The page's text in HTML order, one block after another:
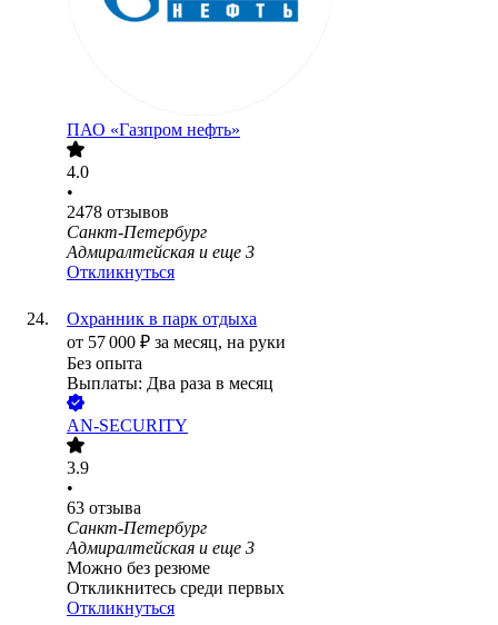
ПАО «Газпром нефть»
4.0
•
2478 отзывов
Санкт-Петербург
Адмиралтейская и еще 3
Откликнуться
Охранник в парк отдыха
от 57 000 ₽ за месяц, на руки
Без опыта
Выплаты: Два раза в месяц
AN-SECURITY
3.9
•
63 отзыва
Санкт-Петербург
Адмиралтейская и еще 3
Можно без резюме
Откликнитесь среди первых
Откликнуться